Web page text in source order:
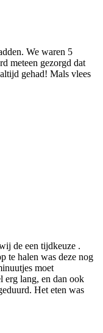
We waren 5
meteen gezorgd dat
gehad! Mals vlees
de een tijdkeuze .
te halen was deze nog
moet
erg lang, en dan ook
Het eten was